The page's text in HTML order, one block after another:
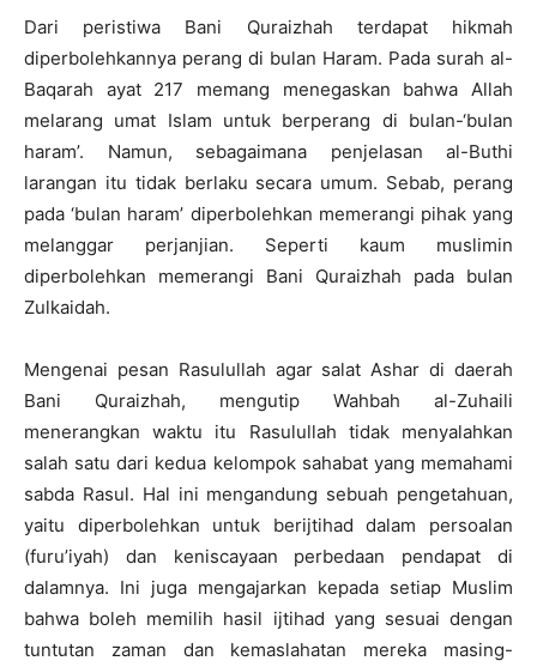
Dari peristiwa Bani Quraizhah terdapat hikmah
diperbolehkannya perang di bulan Haram. Pada surah al-
Baqarah ayat 217 memang menegaskan bahwa Allah
melarang umat Islam untuk berperang di bulan-‘bulan
haram’. Namun, sebagaimana penjelasan al-Buthi
larangan itu tidak berlaku secara umum. Sebab, perang
pada ‘bulan haram’ diperbolehkan memerangi pihak yang
melanggar perjanjian. Seperti kaum muslimin
diperbolehkan memerangi Bani Quraizhah pada bulan
Zulkaidah.
Mengenai pesan Rasulullah agar salat Ashar di daerah
Bani Quraizhah, mengutip Wahbah al-Zuhaili
menerangkan waktu itu Rasulullah tidak menyalahkan
salah satu dari kedua kelompok sahabat yang memahami
sabda Rasul. Hal ini mengandung sebuah pengetahuan,
yaitu diperbolehkan untuk berijtihad dalam persoalan
(furu’iyah) dan keniscayaan perbedaan pendapat di
dalamnya. Ini juga mengajarkan kepada setiap Muslim
bahwa boleh memilih hasil ijtihad yang sesuai dengan
tuntutan zaman dan kemaslahatan mereka masing-